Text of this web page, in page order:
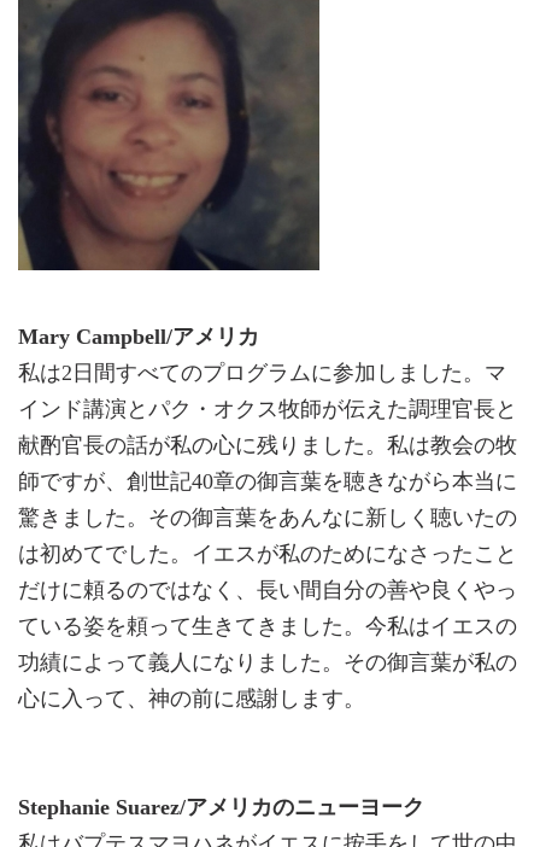
Mary Campbell/アメリカ
私は2日間すべてのプログラムに参加しました。マ
インド講演とパク・オクス牧師が伝えた調理官長と
献酌官長の話が私の心に残りました。私は教会の牧
師ですが、創世記40章の御言葉を聴きながら本当に
驚きました。その御言葉をあんなに新しく聴いたの
は初めてでした。イエスが私のためになさったこと
だけに頼るのではなく、長い間自分の善や良くやっ
ている姿を頼って生きてきました。今私はイエスの
功績によって義人になりました。その御言葉が私の
心に入って、神の前に感謝します。
Stephanie Suarez/アメリカのニューヨーク